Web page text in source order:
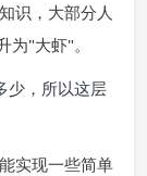
识，大部分人
"大虾"。
少，所以这层
实现一些简单